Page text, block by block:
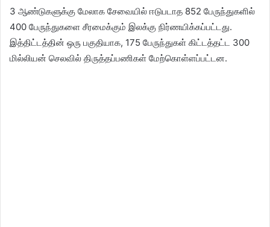
3 ஆண்டுகளுக்கு மேலாக சேவையில் ஈடுபடாத 852 பேருந்துகளில்
400 பேருந்துகளை சீரமைக்கும் இலக்கு நிர்ணயிக்கப்பட்டது.
இத்திட்டத்தின் ஒரு பகுதியாக, 175 பேருந்துகள் கிட்டத்தட்ட 300
மில்லியன் செலவில் திருத்தப்பணிகள் மேற்கொள்ளப்பட்டன.